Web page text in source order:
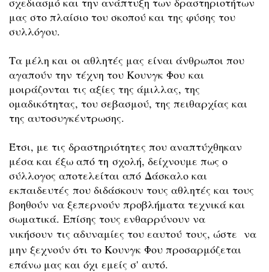
μας στο πλαίσιο του σκοπού και της φύσης του
συλλόγου.
Τα μέλη και οι αθλητές μας είναι άνθρωποι που
αγαπούν την τέχνη του Κουνγκ Φου και
μοιράζονται τις αξίες της άμιλλας, της
ομαδικότητας, του σεβασμού, της πειθαρχίας και
της αυτοσυγκέντρωσης.
Έτσι, με τις δραστηριότητες που αναπτύχθηκαν
μέσα και έξω από τη σχολή, δείχνουμε πως ο
σύλλογος αποτελείται από Δάσκαλο και
εκπαιδευτές που διδάσκουν τους αθλητές και τους
βοηθούν να ξεπερνούν προβλήματα τεχνικά και
σωματικά. Επίσης τους ενθαρρύνουν να
νικήσουν τις αδυναμίες του εαυτού τους, ώστε να
μην ξεχνούν ότι το Κουνγκ Φου προσαρμόζεται
επάνω μας και όχι εμείς σ' αυτό.